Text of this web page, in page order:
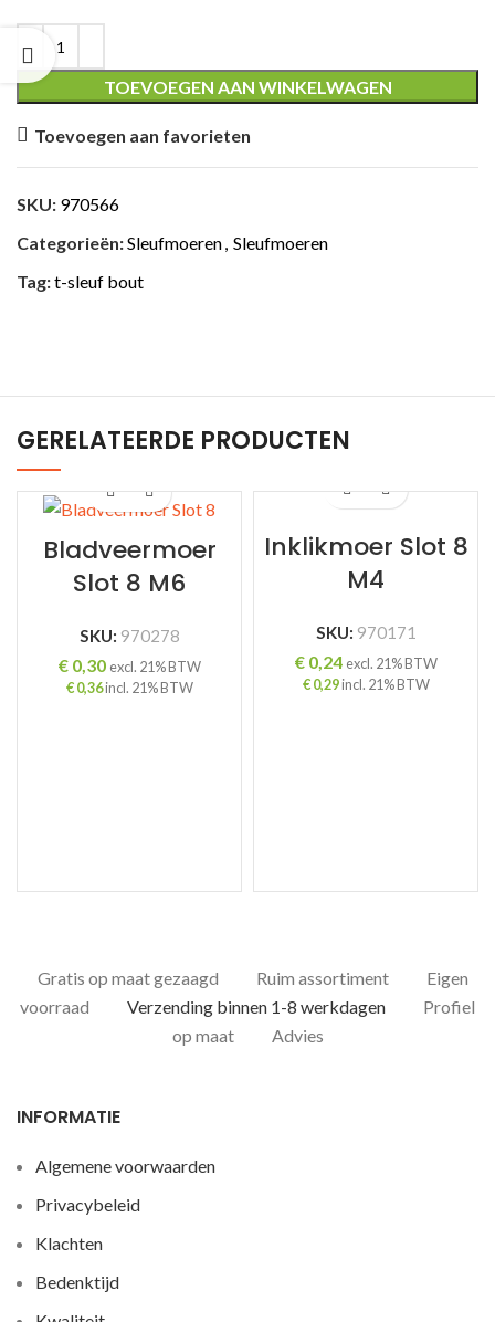
TOEVOEGEN AAN WINKELWAGEN
Toevoegen aan favorieten
SKU: 970566
Categorieën:Sleufmoeren, Sleufmoeren
Tag:t-sleuf bout
GERELATEERDE PRODUCTEN
Bladveermoer
Slot 8 M6
SKU: 970278
€0,30 excl. 21% BTW
€0,36incl. 21% BTW
Inklikmoer Slot 8
M4
SKU: 970171
€0,24 excl. 21% BTW
€0,29incl. 21% BTW
Gratis op maat gezaagd Ruim assortiment
Eigen
voorraad
Verzending binnen 1-8 werkdagen
Profiel
op maat
Advies
INFORMATIE
Algemene voorwaarden
Privacybeleid
Klachten
Bedenktijd